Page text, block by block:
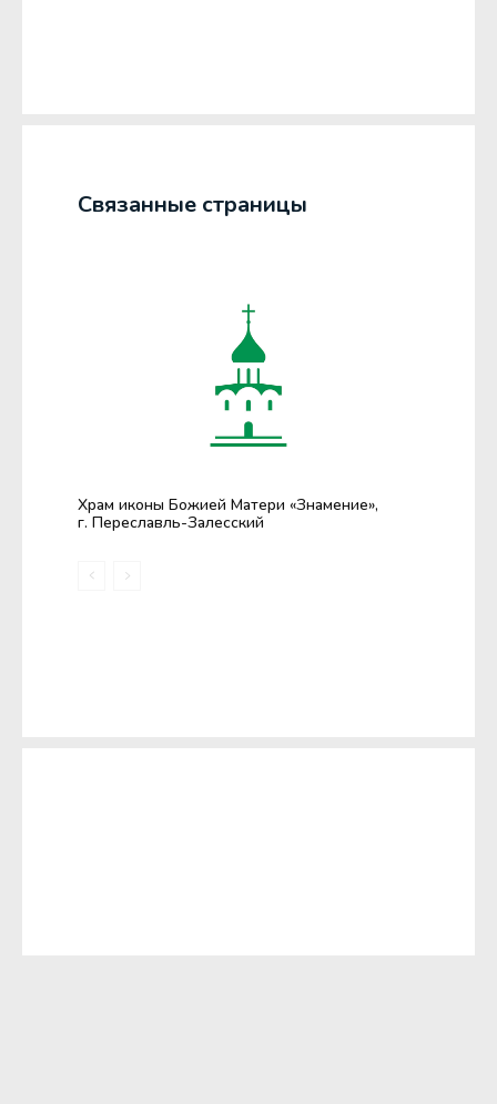
Связанные страницы
Храм иконы Божией Матери «Знамение»,
г. Переславль-Залесский